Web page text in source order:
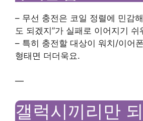
– 무선 충전은 코일 정렬에 민감
도 되겠지”가 실패로 이어지기 쉬
– 특히 충전할 대상이 워치/이어
형태면 더더욱요.
—
갤럭시끼리만